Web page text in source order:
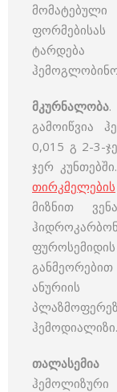
მკურნალობა.
გამოიწვია
0,015 გ 2-3-
ჯერ
თირკმელების
მიზნით
ფუროსემიდის
ანურიის
ჰემოდიალიზი.
თალასემია